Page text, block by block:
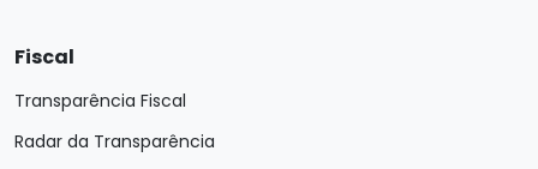
Fiscal
Transparência Fiscal
Radar da Transparência